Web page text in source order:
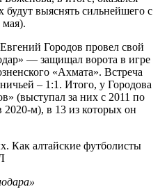
выяснять сильнейшего с
мая).
Городов провел свой
— защищал ворота в игре
«Ахмата». Встреча
– 1:1. Итого, у Городова
(выступал за них с 2011 по
2020-м), в 13 из которых он